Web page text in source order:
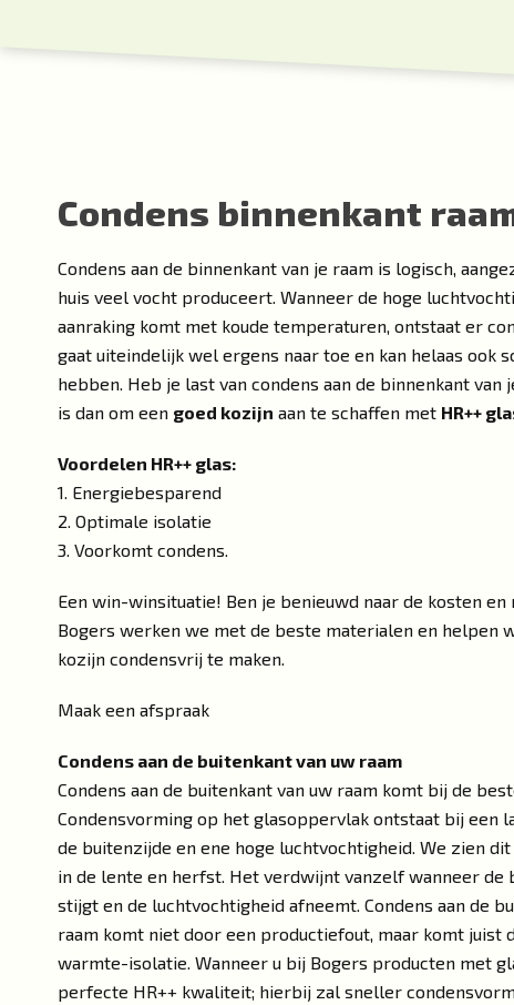
Condens binnenkant
Condens aan de binnenkant van je raam is logisch,
huis veel vocht produceert. Wanneer de hoge
aanraking komt met koude temperaturen, ontstaat er
gaat uiteindelijk wel ergens naar toe en kan helaas ook
hebben. Heb je last van condens aan de binnenkant van
is dan om een goed kozijn aan te schaffen met HR++
Voordelen HR++ glas:
1. Energiebesparend
2. Optimale isolatie
3. Voorkomt condens.
Een win-winsituatie! Ben je benieuwd naar de kosten en
Bogers werken we met de beste materialen en helpen
kozijn condensvrij te maken.
Maak een afspraak
Condens aan de buitenkant van uw raam
Condens aan de buitenkant van uw raam komt bij de
Condensvorming op het glasoppervlak ontstaat bij een
de buitenzijde en ene hoge luchtvochtigheid. We zien dit
in de lente en herfst. Het verdwijnt vanzelf wanneer de
stijgt en de luchtvochtigheid afneemt. Condens aan de
raam komt niet door een productiefout, maar komt juist
warmte-isolatie. Wanneer u bij Bogers producten met
perfecte HR++ kwaliteit; hierbij zal sneller